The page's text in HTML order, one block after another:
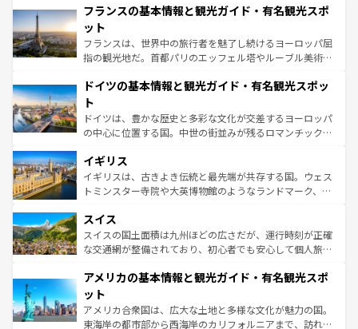
なお、新着のイタリア情報はコンテンツ一覧を参照してほ
しい。
文化が根付くこの国では、情熱的なフラメンコ、熱気あふ
れる闘牛、そして美味しいタパスが生活の一部となってい
る。首都マドリードの洗練された雰囲気や、バルセロナの
アートに溢れた街角から、地方では古代ローマ遺跡や中世
せる。地方によって風土や気候が異なるスペインはその個
ンテンツ一覧 を参照してほしい。
フランスの基本情報と観光ガイド・有名観光スポ
ット
フランスは、世界中の旅行者を魅了し続けるヨーロッパ屈
指の観光地だ。首都パリのエッフェル塔やルーブル美術館
で、幅広い魅力が詰まっている。華麗な宮殿、歴史的な大
聖堂、美しいビーチ、そして豊かな自然が、訪れる者を心
から魅了する。また、フランスは美食の国としても知ら
れ、フランス料理はユネスコ無形文化遺産にも登録されて
香り高いラベンダー畑など、多彩な楽しみ方が可能だ。さ
らに、パリ以外の地域にも魅力が溢れており、どの街角に
も豊かな歴史と文化が息づいている。パリ以外の個性あふ
を参照してほしい。
ドイツの基本情報と観光ガイド・有名観光スポッ
ト
ドイツは、豊かな歴史と多彩な文化が交差するヨーロッパ
の中心に位置する国。中世の街並みが残るロマンチック街
顔を持つこの国は、どこを歩いても飽きることがない。ベ
ルリンの文化的活気、バイエルン州のアルプスの絶景、そ
してライン川沿いのワイン畑といった風景は必見。ビール
は、お酒好きな人にはぜひ体験してほしい。 なお、新着の
ドイツ情報はコンテンツ一覧を参照してほしい。
イギリス
イギリスは、古きよき伝統と最先端が共存する国。ウェス
トミンスター寺院や大英博物館のようなランドマーク、歴
リアごとに異なる魅力がある。また、優雅なアフタヌーン
ティー、ビール好きにはたまらない英国パブ、サッカー観
戦など、本場だからこそできる体験も豊富。イギリスを旅
ンツ一覧を参照してほしい。
スイス
スイスの国土面積は九州ほどの広さだが、運行時刻が正確
な交通網が整備されており、初心者でも安心して個人旅行
の建物がそのまま残る町や、スイスならではのユニークな
博物館もあり、アルプス観光だけでなく町歩きも満喫する
ことができる。国民の所得が高いため物価も高いが、旅行
者向けの交通パス提供のサービスもあり、うまく活用すれ
アメリカの基本情報と観光ガイド・有名観光スポ
ット
アメリカ合衆国は、広大な土地と多様な文化が魅力の国。
東海岸の都市部から西海岸のカリフォルニアまで、訪れる